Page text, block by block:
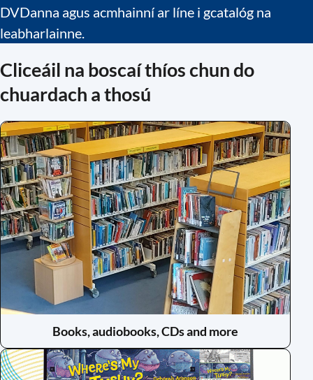
DVDanna agus acmhainní ar líne i gcatalóg na
leabharlainne.
Cliceáil na boscaí thíos chun do
chuardach a thosú
Books, audiobooks, CDs and more
(opens
in